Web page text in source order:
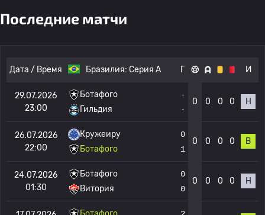
Последние матчи
Дата / Время Бразилия: Серия А Г И
29.07.2026
23:00
Ботафого
Гильдия
-
-
0 0 0 0 Н
26.07.2026
22:00
Кружеиру
Ботафого
0
1
0 0 0 0 В
24.07.2026
01:30
Ботафого
Витория
0
0
0 0 0 0 Н